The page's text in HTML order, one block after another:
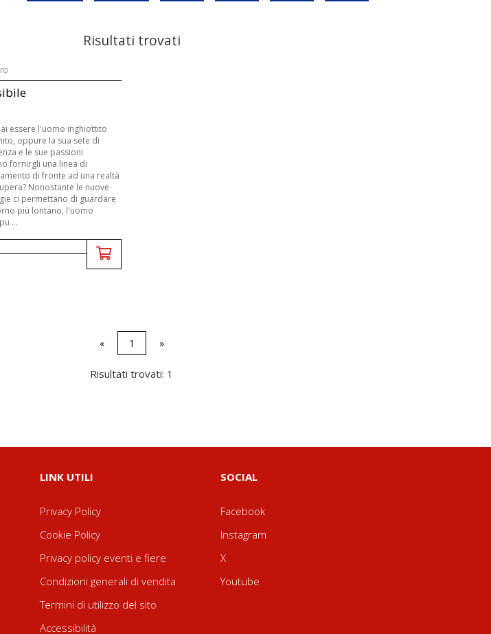
Risultati trovati
essere l'uomo inghiottito
oppure la sua sete di
e le sue passioni
fornirgli una linea di
di fronte ad una realtà
Nonostante le nuove
ci permettano di guardare
più lontano, l'uomo
...
« 1 »
Risultati trovati: 1
LINK UTILI
Privacy Policy
Cookie Policy
Privacy policy eventi e fiere
Condizioni generali di vendita
Termini di utilizzo del sito
Accessibilità
SOCIAL
Facebook
Instagram
X
Youtube